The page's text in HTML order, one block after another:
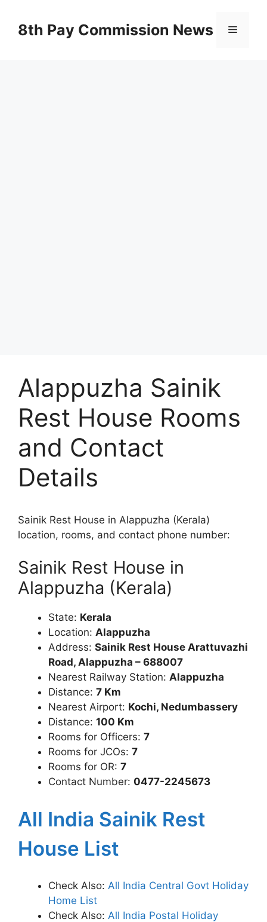
content8th Pay Commission News Menu
Alappuzha Sainik
Rest House Rooms
and Contact
Details
Sainik Rest House in Alappuzha (Kerala)
location, rooms, and contact phone number:
Sainik Rest House in
Alappuzha (Kerala)
State: Kerala
Location: Alappuzha
Address: Sainik Rest House Arattuvazhi
Road, Alappuzha – 688007
Nearest Railway Station: Alappuzha
Distance: 7 Km
Nearest Airport: Kochi, Nedumbassery
Distance: 100 Km
Rooms for Officers: 7
Rooms for JCOs: 7
Rooms for OR: 7
Contact Number: 0477-2245673
All India Sainik Rest
House List
Check Also: All India Central Govt Holiday
Home List
Check Also: All India Postal Holiday